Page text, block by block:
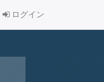
ログイン